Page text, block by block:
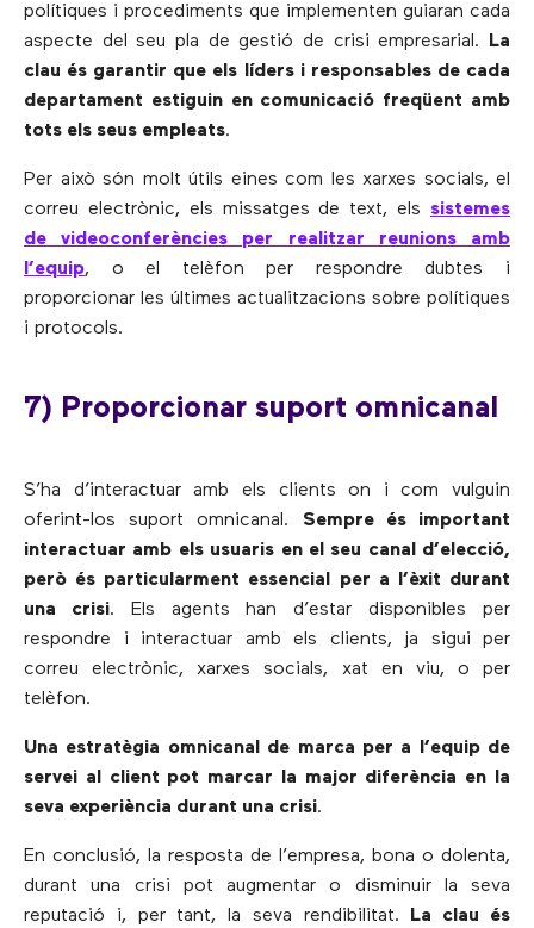
polítiques i procediments que implementen guiaran cada
aspecte del seu pla de gestió de crisi empresarial.
La
clau és garantir que els líders i responsables de cada
departament estiguin en comunicació freqüent amb
tots els seus empleats.
Per això són molt útils eines com les xarxes socials, el
correu electrònic, els missatges de text, els sistemes
de videoconferències per realitzar reunions amb
l’equip, o el telèfon per respondre dubtes i
proporcionar les últimes actualitzacions sobre polítiques
i protocols.
7) Proporcionar suport omnicanal
S’ha d’interactuar amb els clients on i com vulguin
oferint-los suport omnicanal. Sempre és important
interactuar amb els usuaris en el seu canal d’elecció,
però és particularment essencial per a l’èxit durant
una crisi. Els agents han d’estar disponibles per
respondre i interactuar amb els clients, ja sigui per
correu electrònic, xarxes socials, xat en viu, o per
telèfon.
Una estratègia omnicanal de marca per a l’equip de
servei al client pot marcar la major diferència en la
seva experiència durant una crisi.
En conclusió, la resposta de l’empresa, bona o dolenta,
durant una crisi pot augmentar o disminuir la seva
reputació i, per tant, la seva rendibilitat.
La clau és